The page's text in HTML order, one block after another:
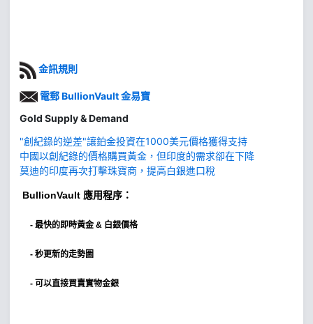
金訊規則
電郵 BullionVault 金易寶
Gold Supply & Demand
"創紀錄的逆差"讓鉑金投資在1000美元價格獲得支持
中國以創紀錄的價格購買黃金，但印度的需求卻在下降
莫迪的印度再次打擊珠寶商，提高白銀進口稅
BullionVault 應用程序：
- 最快的即時黃金 & 白銀價格
- 秒更新的走勢圖
- 可以直接買賣實物金銀